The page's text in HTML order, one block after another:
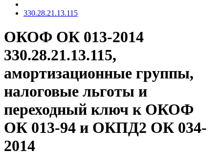
330.28.21.13.115
ОКОФ ОК 013-2014
330.28.21.13.115,
амортизационные группы,
налоговые льготы и
переходный ключ к ОКОФ
ОК 013-94 и ОКПД2 ОК 034-
2014